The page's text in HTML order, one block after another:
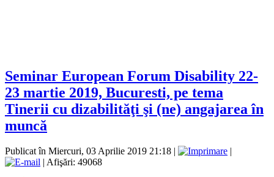
Seminar European Forum Disability 22-
23 martie 2019, Bucuresti, pe tema
Tinerii cu dizabilităţi şi (ne) angajarea în
muncă
Publicat în Miercuri, 03 Aprilie 2019 21:18
| Afişări: 49068